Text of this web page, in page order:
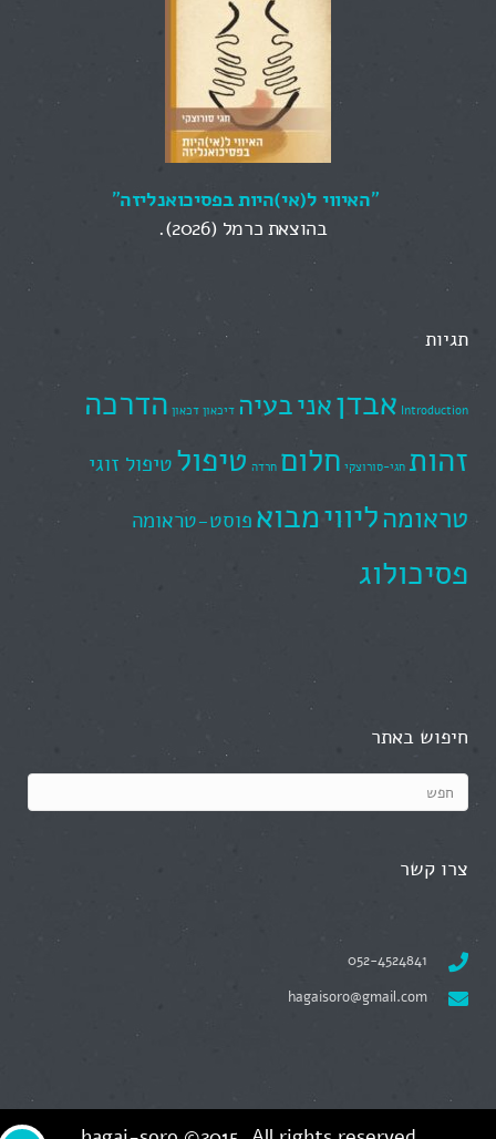
"האיווי ל(אי)היות בפסיכואנליזה"
בהוצאת כרמל (2026).
תגיות
Introduction אבדןאניבעיה דיכאון דכאון הדרכה
זהות חגי-סורוצקי חלום חרדה טיפולטיפול זוגי
טראומהליווימבואפוסט-טראומה
פסיכולוג
חיפוש באתר
צרו קשר
052-4524841
hagaisoro@gmail.com